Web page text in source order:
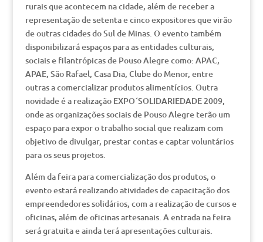
rurais que acontecem na cidade, além de receber a
representação de setenta e cinco expositores que virão
de outras cidades do Sul de Minas. O evento também
disponibilizará espaços para as entidades culturais,
sociais e filantrópicas de Pouso Alegre como: APAC,
APAE, São Rafael, Casa Dia, Clube do Menor, entre
outras a comercializar produtos alimentícios. Outra
novidade é a realização EXPO´SOLIDARIEDADE 2009,
onde as organizações sociais de Pouso Alegre terão um
espaço para expor o trabalho social que realizam com
objetivo de divulgar, prestar contas e captar voluntários
para os seus projetos.
Além da feira para comercialização dos produtos, o
evento estará realizando atividades de capacitação dos
empreendedores solidários, com a realização de cursos e
oficinas, além de oficinas artesanais. A entrada na feira
será gratuita e ainda terá apresentações culturais.